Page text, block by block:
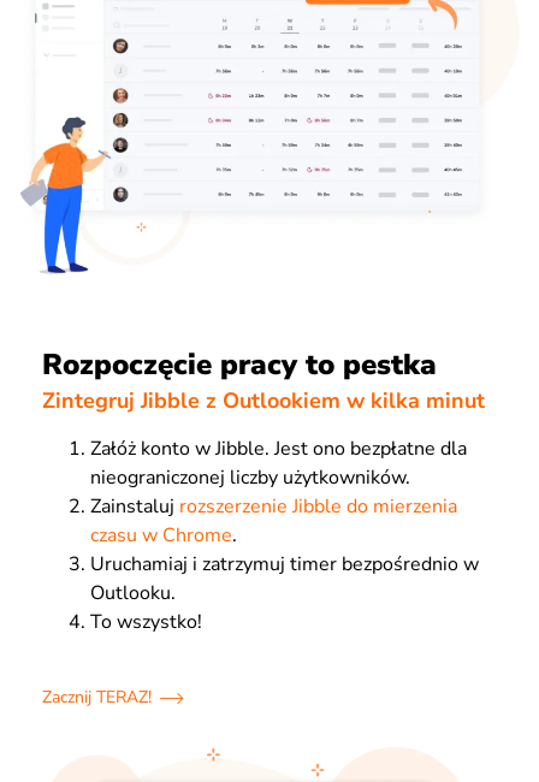
Rozpoczęcie pracy to pestka
Zintegruj Jibble z Outlookiem w kilka minut
Załóż konto w Jibble. Jest ono bezpłatne dla
nieograniczonej liczby użytkowników.
Zainstaluj rozszerzenie Jibble do mierzenia
czasu w Chrome.
Uruchamiaj i zatrzymuj timer bezpośrednio w
Outlooku.
To wszystko!
Zacznij TERAZ!